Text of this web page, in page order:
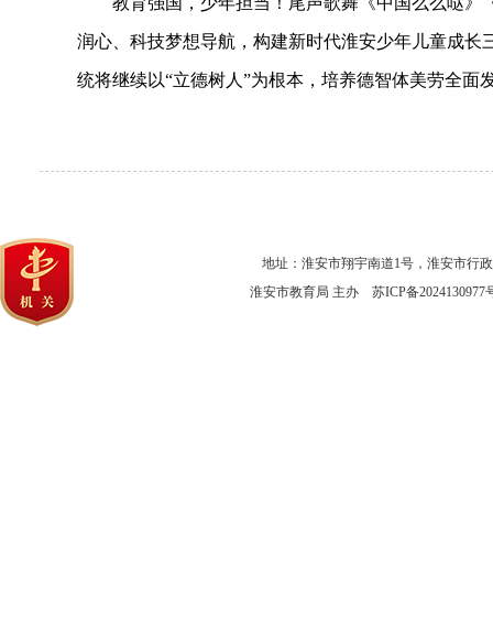
润心、科技梦想导航，构建新时代淮安少年儿童成
统将继续以“立德树人”为根本，培养德智体美劳全
地址：淮安市翔宇南道1号，淮安市行
淮安市教育局 主办 苏ICP备2024130977